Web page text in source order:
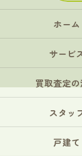
ホーム
サービ
買取査定
スタッ
戸建て